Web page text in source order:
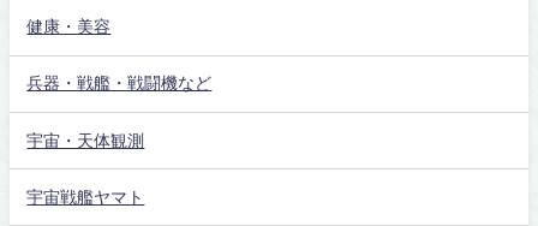
健康・美容
兵器・戦艦・戦闘機など
宇宙・天体観測
宇宙戦艦ヤマト